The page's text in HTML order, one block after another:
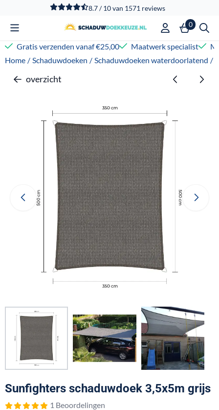
Cookievoorkeuren zijn beschikbaar. Kies instellingen of
8.7 / 10van 1571 reviews
0
Gratis verzenden vanaf €25,00 Maatwerk specialist
Home / Schaduwdoeken / Schaduwdoeken waterdoorlatend /
overzicht
Sunfighters schaduwdoek 3,5x5m grijs
1 Beoordelingen